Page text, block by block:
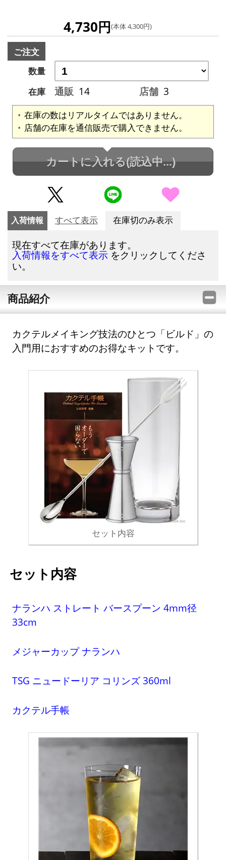
4,730円(本体 4,300円)
ご注文
数量
在庫
通販 14 店舗 3
在庫の数はリアルタイムではありません。
店舗の在庫を通信販売で購入できません。
カートに入れる(読込中...)
入荷情報 すべて表示 在庫切のみ表示
現在すべて在庫があります。
入荷情報をすべて表示 をクリックしてくださ
い。
商品紹介
カクテルメイキング技法のひとつ「ビルド」の
入門用におすすめのお得なキットです。
セット内容
セット内容
ナランハ ストレート バースプーン 4mm径
33cm
メジャーカップ ナランハ
TSG ニュードーリア コリンズ 360ml
カクテル手帳